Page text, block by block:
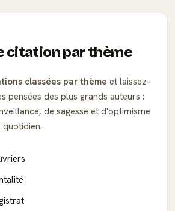
citation par thème
classées par thème et laissez-
pensées des plus grands auteurs :
de sagesse et d'optimisme